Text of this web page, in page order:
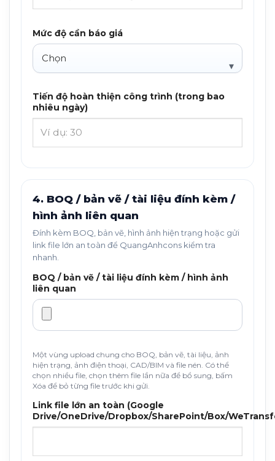
Mức độ cần báo giá
Tiến độ hoàn thiện công trình (trong bao
nhiêu ngày)
4. BOQ / bản vẽ / tài liệu đính kèm /
hình ảnh liên quan
Đính kèm BOQ, bản vẽ, hình ảnh hiện trạng hoặc gửi
link file lớn an toàn để QuangAnhcons kiểm tra
nhanh.
BOQ / bản vẽ / tài liệu đính kèm / hình ảnh
liên quan
Một vùng upload chung cho BOQ, bản vẽ, tài liệu, ảnh
hiện trạng, ảnh điện thoại, CAD/BIM và file nén. Có thể
chọn nhiều file, chọn thêm file lần nữa để bổ sung, bấm
Xóa để bỏ từng file trước khi gửi.
Link file lớn an toàn (Google
Drive/OneDrive/Dropbox/SharePoint/Box/